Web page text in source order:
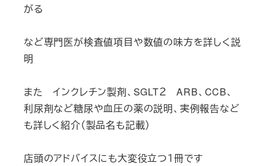
がる
など専門医が検査値項目や数値の味方を詳しく説
明
また インクレチン製剤、SGLT２ ARB、CCB、
利尿剤など糖尿や血圧の薬の説明、実例報告など
も詳しく紹介（製品名も記載）
店頭のアドバイスにも大変役立つ１冊です